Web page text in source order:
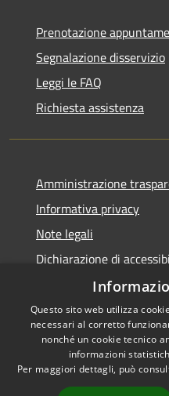
Prenotazione
Segnalazione disservizio
Leggi le FAQ
Richiesta assistenza
Amministrazione
Informativa privacy
Note legali
Dichiarazione di
Accessibilità
Privacy
Questo sito web utilizza
necessari al corretto
nonché un cookie tecnico
informazioni
Per maggiori dettagli, può